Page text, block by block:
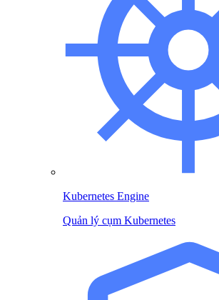
Kubernetes Engine
Quản lý cụm Kubernetes